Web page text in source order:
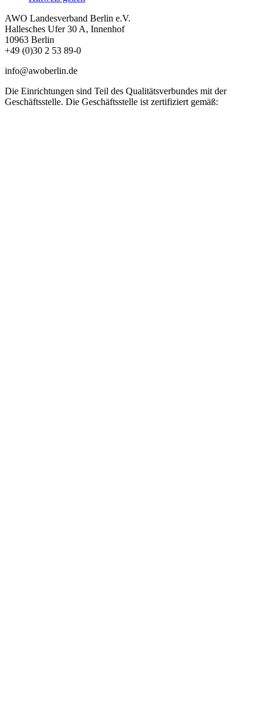
AWO Landesverband Berlin e.V.
Hallesches Ufer 30 A, Innenhof
10963 Berlin
+49 (0)30 2 53 89-0
info@awoberlin.de
Die Einrichtungen sind Teil des Qualitätsverbundes mit der
Geschäftsstelle. Die Geschäftsstelle ist zertifiziert gemäß: